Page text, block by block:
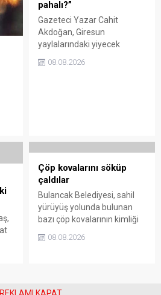
Giresun milletvekillerini
sessiz kalmakla suçladı.
pahalı?”
Gazeteci Yazar Cahit
Akdoğan, Giresun
yaylalarındaki yiyecek
fiyatlarının çevre illere göre
belirgin biçimde yüksek
farklarının araştırılması
gerektiğini söyledi.
08.08.2026
Çöp kovalarını söküp
çaldılar
Bulancak Belediyesi, sahil
yürüyüş yolunda bulunan
bazı çöp kovalarının kimliği
belirsiz kişi ya da kişilerce
sökülerek çalındığını açıkladı.
desteği istedi.
08.08.2026